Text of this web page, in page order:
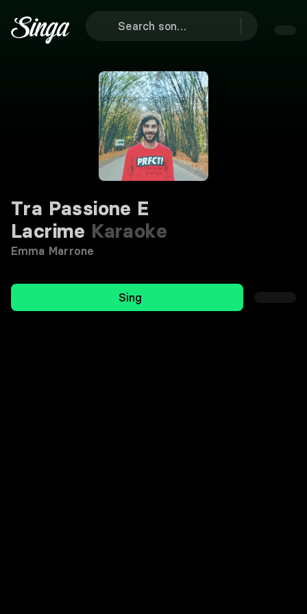
Tra Passione E
Lacrime Karaoke
Emma Marrone
Sing